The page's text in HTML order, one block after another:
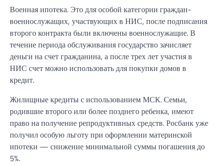
Военная ипотека. Это для особой категории граждан-
военнослужащих, участвующих в НИС, после подписания
второго контракта были включены военнослужащие. В
течение периода обслуживания государство зачисляет
деньги на счет гражданина, а после трех лет участия в
НИС счет можно использовать для покупки домов в
кредит.
Жилищные кредиты с использованием МСК. Семьи,
родившие второго или более позднего ребенка, имеют
право на получение репродуктивных средств. Росбанк уже
получил особую льготу при оформлении материнской
ипотеки — снижение минимальной суммы погашения до
5%.